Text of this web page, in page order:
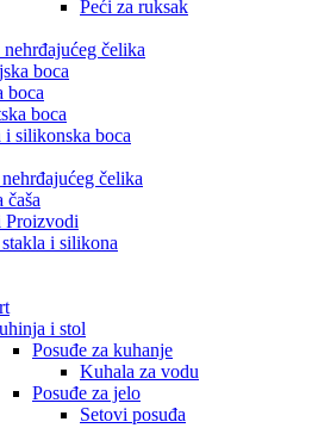
Peći za ruksak
čelika
boca
boca
boca
i silikonska boca
čelika
čaša
Proizvodi
i silikona
i stol
Posuđe za kuhanje
Kuhala za vodu
Posuđe za jelo
Setovi posuđa